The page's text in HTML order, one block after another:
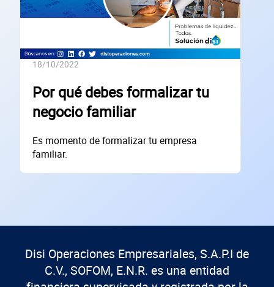
18/10/2022
Por qué debes formalizar tu
negocio familiar
Es momento de formalizar tu empresa
familiar.
Dirección de la empresa: Calle
Núm. Ext./Int.
empresas financiadas en los últimos 30 días
Disi Operaciones Empresariales, S.A.P.I de
C.V., SOFOM, E.N.R. es una entidad